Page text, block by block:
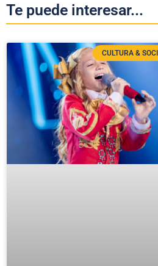
Te puede interesar...
CULTURA &